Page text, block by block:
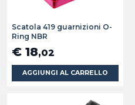
Scatola 419 guarnizioni O-
Ring NBR
€ 18,02
AGGIUNGI AL CARRELLO